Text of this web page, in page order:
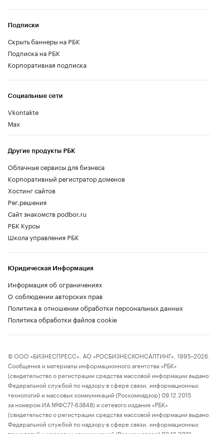
Социальные сети
Vkontakte
Max
Другие продукты РБК
Облачные сервисы для бизнеса
Корпоративный регистратор доменов
Хостинг сайтов
Рег.решения
Сайт знакомств podbor.ru
РБК Курсы
Школа управления РБК
Подписки
Скрыть баннеры на РБК
Подписка на РБК
Корпоративная подписка
Юридическая Информация
Информация об ограничениях
О соблюдении авторских прав
Политика в отношении обработки персональных данных
Политика обработки файлов cookie
© ООО «БИЗНЕСПРЕСС», АО «РОСБИЗНЕСКОНСАЛТИНГ», 1995–2026.
Сообщения и материалы информационного агентства «РБК»
(свидетельство о регистрации средства массовой информации выдано
Федеральной службой по надзору в сфере связи, информационных
технологий и массовых коммуникаций (Роскомнадзор) 09.12.2015
за номером ИА №ФС77-63848) и сетевого издания «РБК»
(свидетельство о регистрации средства массовой информации выдано
Федеральной службой по надзору в сфере связи, информационных